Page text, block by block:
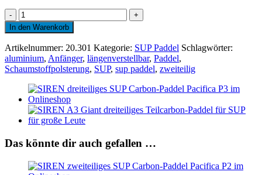
Maristo
M2
-
zweiteiliges
SUP
Aluminiumpaddel
Menge
In den Warenkorb
Artikelnummer: 20.301 Kategorie: SUP Paddel Schlagwörter:
aluminium, Anfänger, längenverstellbar, Paddel,
Schaumstoffpolsterung, SUP, sup paddel, zweiteilig
Das könnte dir auch gefallen …